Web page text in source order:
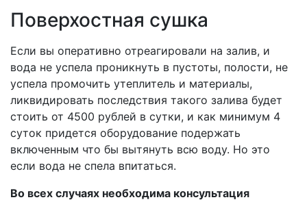
Поверхостная сушка
Если вы оперативно отреагировали на залив, и
вода не успела проникнуть в пустоты, полости, не
успела промочить утеплитель и материалы,
ликвидировать последствия такого залива будет
стоить от 4500 рублей в сутки, и как минимум 4
суток придется оборудование подержать
включенным что бы вытянуть всю воду. Но это
если вода не спела впитаться.
Во всех случаях необходима консультация